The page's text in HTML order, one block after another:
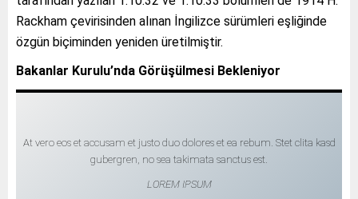
Rackham çevirisinden alınan İngilizce sürümleri eşliğinde
özgün biçiminden yeniden üretilmiştir.
Bakanlar Kurulu’nda Görüşülmesi Bekleniyor
At vero eos et accusam et justo duo dolores et ea rebum. Stet clita kasd
gubergren, no sea takimata sanctus est.
LOREM IPSUM